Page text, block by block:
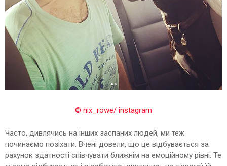
© nix_rowe/ instagram
Часто, дивлячись на інших заспаних людей, ми теж
починаємо позіхати. Вчені довели, що це відбувається за
рахунок здатності співчувати ближнім на емоційному рівні. Те